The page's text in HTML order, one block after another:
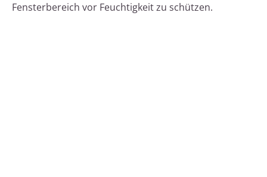
Fensterbereich vor Feuchtigkeit zu schützen.